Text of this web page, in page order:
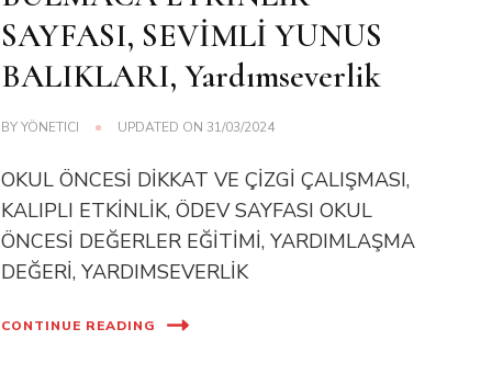
SAYFASI, SEVİMLİ YUNUS
BALIKLARI, Yardımseverlik
BYYÖNETICI UPDATED ON 31/03/2024
OKUL ÖNCESİ DİKKAT VE ÇİZGİ ÇALIŞMASI,
KALIPLI ETKİNLİK, ÖDEV SAYFASI OKUL
ÖNCESİ DEĞERLER EĞİTİMİ, YARDIMLAŞMA
DEĞERİ, YARDIMSEVERLİK
CONTINUE READING